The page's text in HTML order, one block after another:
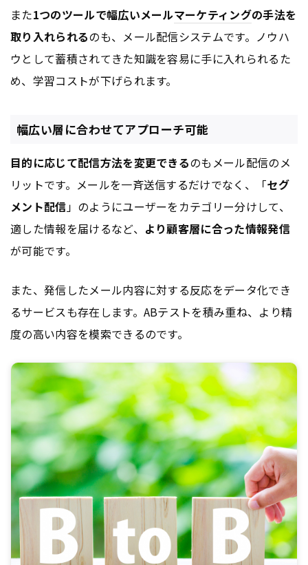
また1つのツールで幅広いメールマーケティングの手法を
取り入れられるのも、メール配信システムです。ノウハ
ウとして蓄積されてきた知識を容易に手に入れられるた
め、学習コストが下げられます。
幅広い層に合わせてアプローチ可能
目的に応じて配信方法を変更できるのもメール配信のメ
リットです。メールを一斉送信するだけでなく、「セグ
メント配信」のようにユーザーをカテゴリー分けして、
適した情報を届けるなど、 より顧客層に合った情報発信
が可能です。
また、発信したメール内容に対する反応をデータ化でき
るサービスも存在します。ABテストを積み重ね、より精
度の高い内容を模索できるのです。